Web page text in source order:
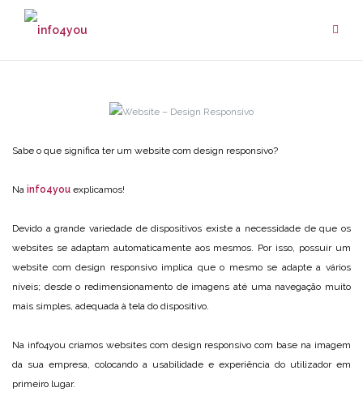
Sabe o que significa ter um website com design responsivo?
Na info4you explicamos!
Devido a grande variedade de dispositivos existe a necessidade de que os
websites se adaptam automaticamente aos mesmos. Por isso, possuir um
website com design responsivo implica que o mesmo se adapte a vários
níveis; desde o redimensionamento de imagens até uma navegação muito
mais simples, adequada à tela do dispositivo.
Na info4you criamos websites com design responsivo com base na imagem
da sua empresa, colocando a usabilidade e experiência do utilizador em
primeiro lugar.